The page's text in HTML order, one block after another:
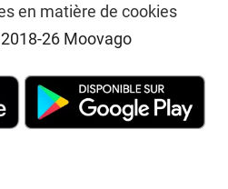
en matière de cookies
26 Moovago